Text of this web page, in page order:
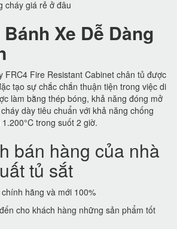
Xe Dễ Dàng
FRC4 Fire Resistant Cabinet chân tủ được
tạo sự chắc chắn thuận tiện trong việc di
làm bằng thép bóng, khả năng đóng mở
dày tiêu chuẩn với khả năng chống
trong suốt 2 giờ.
bán hàng của nhà
tủ sắt
hãng và mới 100%
cho khách hàng những sản phẩm tốt